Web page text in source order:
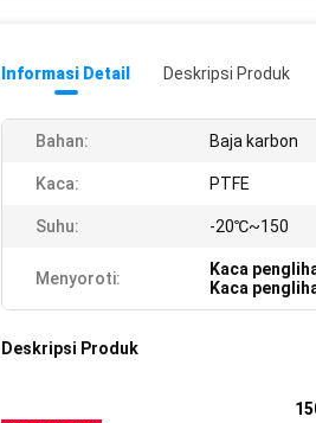
Informasi Detail Deskripsi Produk
Bahan: Baja karbon
Kaca: PTFE
Suhu: -20℃~150
Menyoroti: Kaca
Kaca
Deskripsi Produk